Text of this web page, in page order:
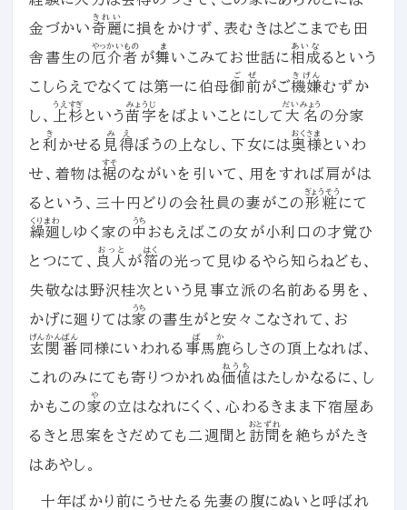
金づかい奇麗
きれい
に損をかけず、表むきはどこまでも田
舎書生の 厄介者
やっかいもの
が舞
ま
いこみてお世話に相成
あいな
るという
こしらえでなくては第一に伯母御前
ごぜ
がご機嫌
きげん
むずか
し、
上杉
うえすぎ
という苗字
みょうじ
をばよいことにして 大名
だいみょう
の分家
と 利
き
かせる 見得
みえ
ぼうの上なし、下女には奥様
おくさま
といわ
せ、着物は裾
すそ
のながいを引いて、用をすれば肩がは
るという、三十円どりの会社員の妻がこの形粧
ぎょうそう
にて
繰廻
くりまわ
しゆく家の 中
うち
おもえばこの女が小利口の才覚ひ
とつにて、
良人
おっと
が箔
はく
の光って見ゆるやら知らねども、
失敬なは野沢桂次という見事立派の名前ある男を、
かげに廻りては家
うち
の書生がと安々こなされて、お
玄関
げんかん
番
ばん
同様にいわれる 事馬鹿
ばか
らしさの頂上なれば、
これのみにても寄りつかれぬ価値
ねうち
はたしかなるに、し
かもこの家
や
の立はなれにくく、心わるきまま下宿屋あ
るきと思案をさだめても二週間と 訪問
おとずれ
を絶ちがたき
はあやし。
十年ばかり前にうせたる先妻の腹にぬいと呼ばれ